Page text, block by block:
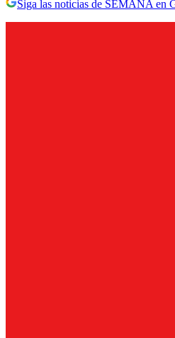
Siga las noticias de SEMANA en